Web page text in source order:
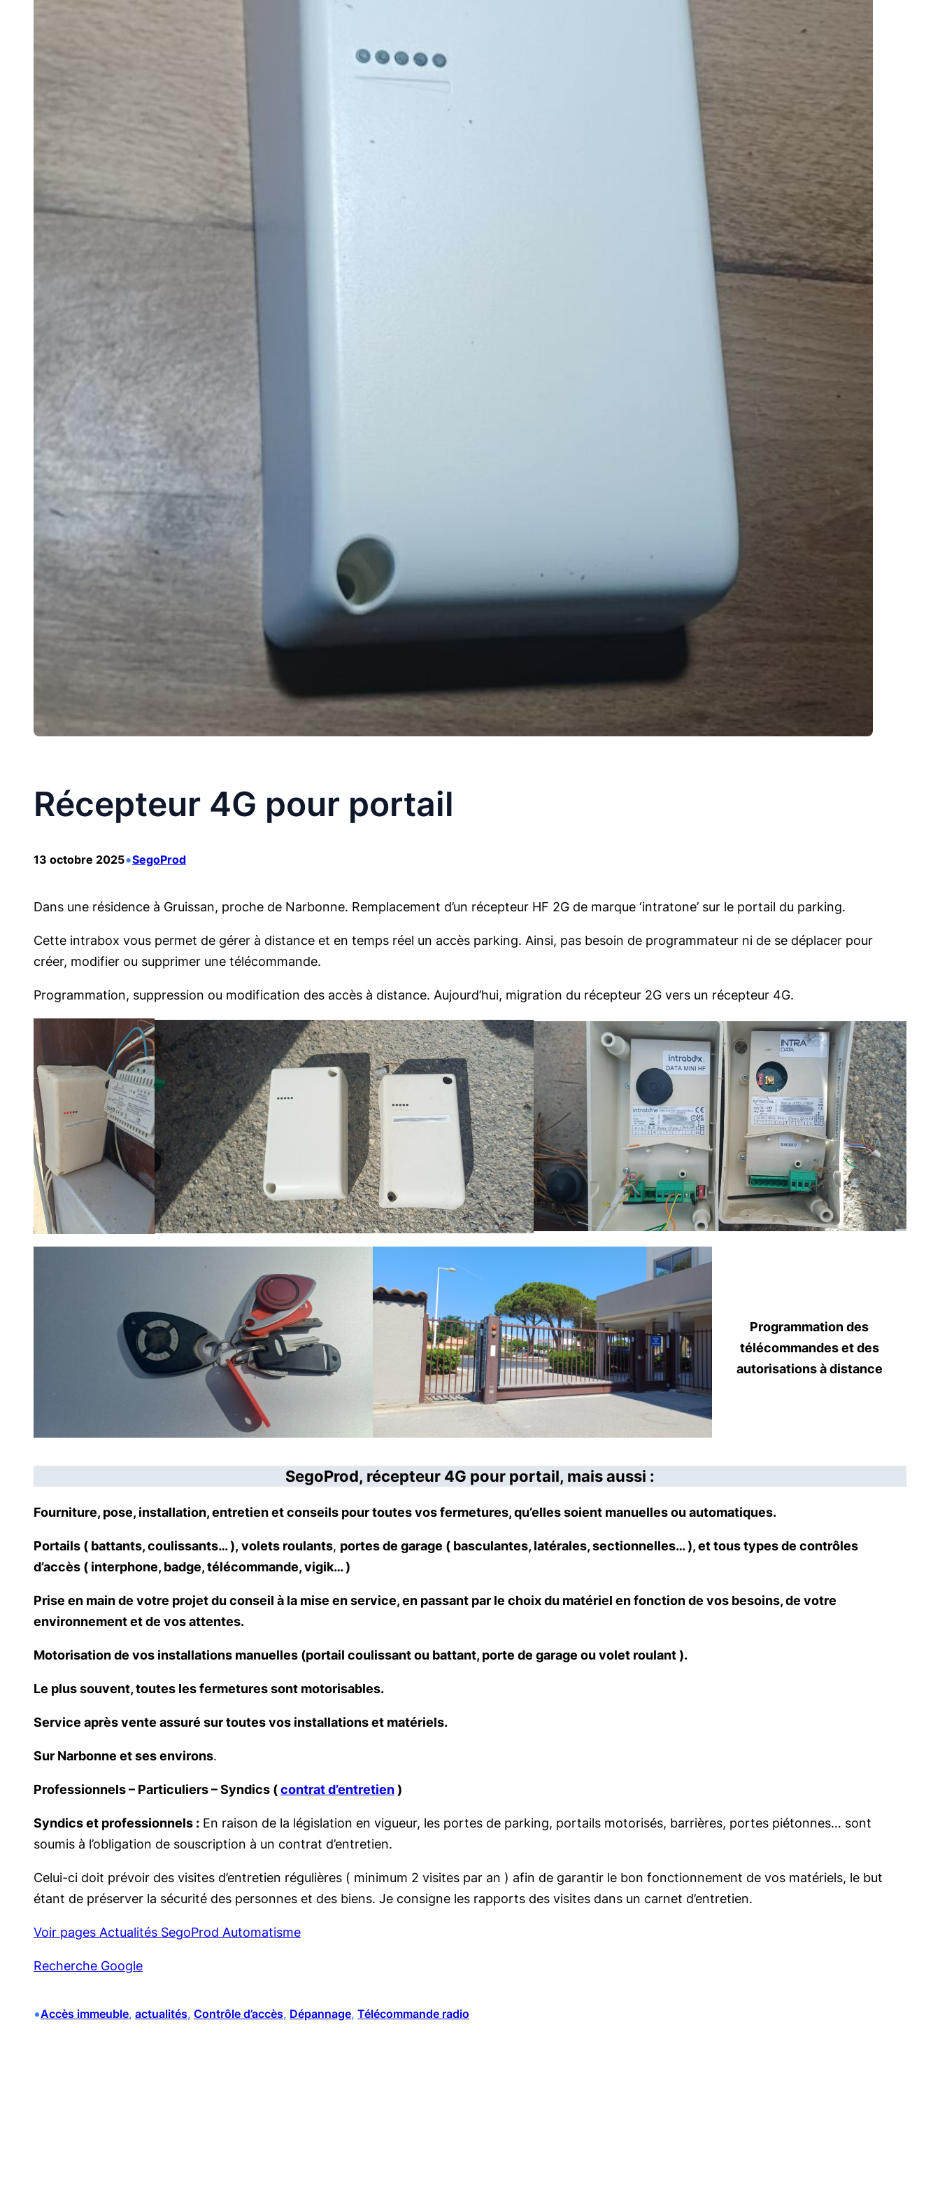
Récepteur 4G pour portail
13 octobre 2025•SegoProd
Dans une résidence à Gruissan, proche de Narbonne. Remplacement d’un récepteur HF 2G de marque ‘intratone’ sur le portail du parking.
Cette intrabox vous permet de gérer à distance et en temps réel un accès parking. Ainsi, pas besoin de programmateur ni de se déplacer pour
créer, modifier ou supprimer une télécommande.
Programmation, suppression ou modification des accès à distance. Aujourd’hui, migration du récepteur 2G vers un récepteur 4G.
Programmation des
télécommandes et des
autorisations à distance
SegoProd, récepteur 4G pour portail, mais aussi :
Fourniture, pose, installation, entretien et conseils pour toutes vos fermetures, qu’elles soient manuelles ou automatiques.
Portails ( battants, coulissants… ), volets roulants, portes de garage ( basculantes, latérales, sectionnelles… ), et tous types de contrôles
d’accès ( interphone, badge, télécommande, vigik… )
Prise en main de votre projet du conseil à la mise en service, en passant par le choix du matériel en fonction de vos besoins, de votre
environnement et de vos attentes.
Motorisation de vos installations manuelles (portail coulissant ou battant, porte de garage ou volet roulant ).
Le plus souvent, toutes les fermetures sont motorisables.
Service après vente assuré sur toutes vos installations et matériels.
Sur Narbonne et ses environs.
Professionnels – Particuliers – Syndics (contrat d’entretien)
Syndics et professionnels : En raison de la législation en vigueur, les portes de parking, portails motorisés, barrières, portes piétonnes… sont
soumis à l’obligation de souscription à un contrat d’entretien.
Celui-ci doit prévoir des visites d’entretien régulières ( minimum 2 visites par an ) afin de garantir le bon fonctionnement de vos matériels, le but
étant de préserver la sécurité des personnes et des biens. Je consigne les rapports des visites dans un carnet d’entretien.
Voir pages Actualités SegoProd Automatisme
Recherche Google
•Accès immeuble, actualités, Contrôle d’accès, Dépannage, Télécommande radio